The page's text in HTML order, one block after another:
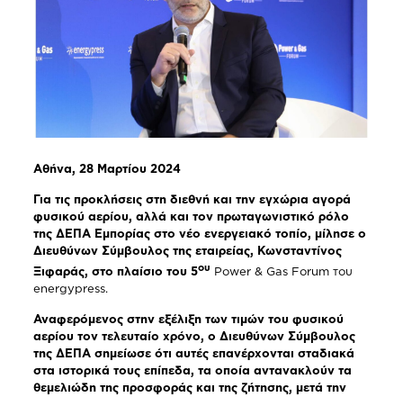
Αθήνα, 28 Μαρτίου 2024
Για τις προκλήσεις στη διεθνή και την εγχώρια αγορά
φυσικού αερίου, αλλά και τον πρωταγωνιστικό ρόλο
της ΔΕΠΑ Εμπορίας στο νέο ενεργειακό τοπίο, μίλησε ο
Διευθύνων Σύμβουλος της εταιρείας, Κωνσταντίνος
Ξιφαράς, στο πλαίσιο του 5ου Power & Gas Forum του
energypress.
Αναφερόμενος στην εξέλιξη των τιμών του φυσικού
αερίου τον τελευταίο χρόνο, ο Διευθύνων Σύμβουλος
της ΔΕΠΑ σημείωσε ότι αυτές επανέρχονται σταδιακά
στα ιστορικά τους επίπεδα, τα οποία αντανακλούν τα
θεμελιώδη της προσφοράς και της ζήτησης, μετά την